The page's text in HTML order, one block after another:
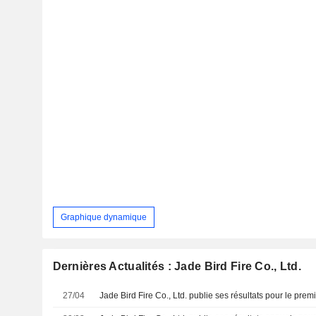
Graphique dynamique
Dernières Actualités : Jade Bird Fire Co., Ltd.
27/04